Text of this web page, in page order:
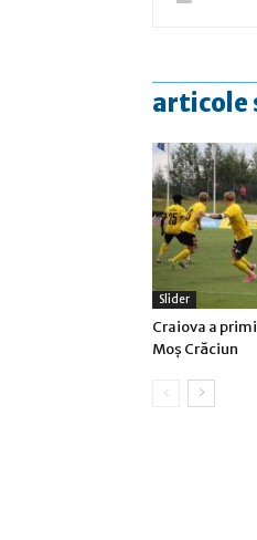
articole
Slider
Craiova a
Moş Crăciun